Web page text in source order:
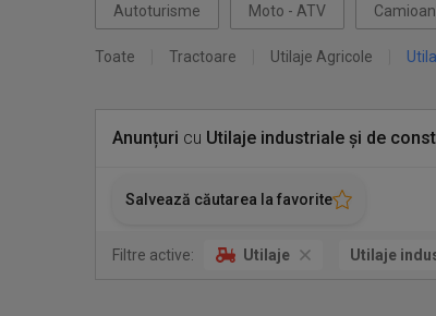
Autoturisme Moto - ATV
Toate Tractoare Utilaje Agricole
Anunțuri cu Utilaje industriale și de
Salvează căutarea la favorite
Filtre active: Utilaje Utilaje